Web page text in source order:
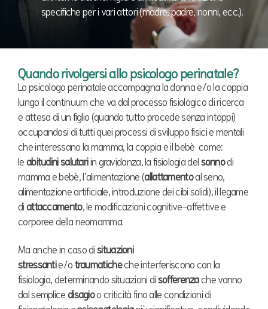
specifiche per i vari attori (madre, padre, nonni, ecc.).
Quando rivolgersi allo psicologo perinatale?
Lo psicologo perinatale accompagna la donna e/o la coppia
lungo il continuum che va dal processo fisiologico di ricerca
e attesa di un figlio (quando tutto procede senza intoppi)
occupandosi di tutti quei processi di sviluppo fisici e mentali
che interessano la mamma, la coppia e il bebè come:
leabitudini salutariin gravidanza, la fisiologia del sonnodi
mamma e bebè, l’alimentazione (allattamentoal seno,
alimentazione artificiale, introduzione dei cibi solidi), il legame
diattaccamento, le modificazioni cognitive-affettive e
corporee della neomamma.
Ma anche in caso di situazioni
stressantie/otraumaticheche interferiscono con la
fisiologia, determinando situazioni di sofferenzache vanno
dal semplicedisagioo criticità fino alle condizioni di